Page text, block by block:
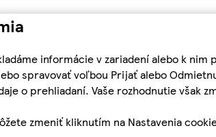
informácie v zariadení alebo k
spravovať voľbou Prijať alebo
o prehliadaní. Vaše rozhodnutie však
zmeniť kliknutím na Nastavenia